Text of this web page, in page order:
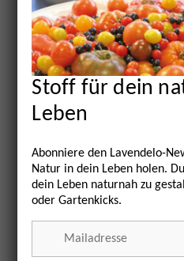
Wilden
13. August 2018
Blog/ AKTUELL,REZEPTE,
EINFACH MAL INS TUN
Weiße Blütendolden
Die Wilde Möhre blüht im
beschert der grünen
Felder.
Stoff für dein
Leben
Abonniere den Lavendelo-
Natur in dein Leben holen.
dein Leben naturnah zu
oder Gartenkicks.